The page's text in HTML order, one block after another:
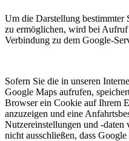
Um die Darstellung bestimmter
zu ermöglichen, wird bei Aufruf
Verbindung zu dem Google-
Sofern Sie die in unseren
Google Maps aufrufen,
Browser ein Cookie auf Ihrem
anzuzeigen und eine
Nutzereinstellungen und -
nicht ausschließen, dass